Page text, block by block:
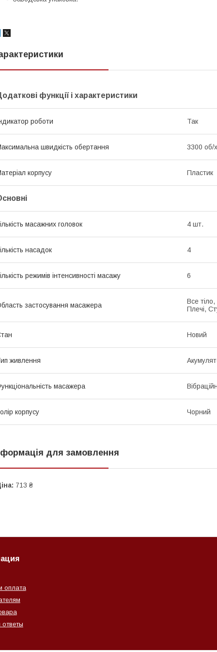
функції і характеристики
роботи Так
швидкість обертання 3300 об/
корпусу Пластик
масажних головок 4 шт.
насадок 4
режимів інтенсивності масажу 6
застосування масажера
Все
Плечі,
Новий
живлення
масажера
корпусу Чорний
для замовлення
713 ₴
оплата